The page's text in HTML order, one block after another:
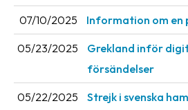
07/10/2025 Information om en
05/23/2025
Grekland inför
försändelser
05/22/2025
Strejk i svenska